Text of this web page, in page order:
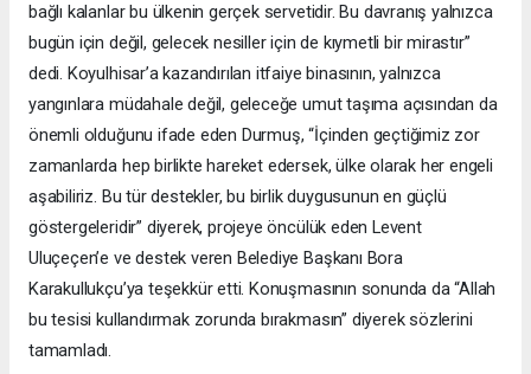
bağlı kalanlar bu ülkenin gerçek servetidir. Bu davranış yalnızca
bugün için değil, gelecek nesiller için de kıymetli bir mirastır”
dedi. Koyulhisar’a kazandırılan itfaiye binasının, yalnızca
yangınlara müdahale değil, geleceğe umut taşıma açısından da
önemli olduğunu ifade eden Durmuş, “İçinden geçtiğimiz zor
zamanlarda hep birlikte hareket edersek, ülke olarak her engeli
aşabiliriz. Bu tür destekler, bu birlik duygusunun en güçlü
göstergeleridir” diyerek, projeye öncülük eden Levent
Uluçeçen’e ve destek veren Belediye Başkanı Bora
Karakullukçu’ya teşekkür etti. Konuşmasının sonunda da “Allah
bu tesisi kullandırmak zorunda bırakmasın” diyerek sözlerini
tamamladı.